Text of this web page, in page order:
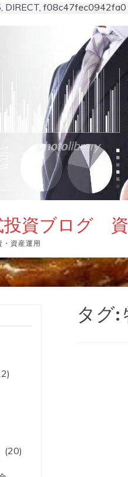
DIRECT, f08c47fec0942fa0
投資ブログ
資産運用
タグ:
(20)